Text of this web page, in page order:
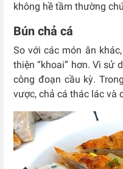
không hề tầm thường
Bún chả cá
So với các món ăn
thiện “khoai” hơn. Vì sử
công đoạn cầu kỳ.
vược, chả cá thác lác và